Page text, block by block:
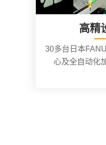
高精
30多台日本
心及全自动化